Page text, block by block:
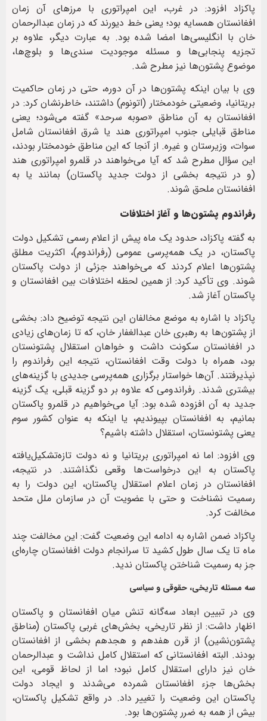
پاکزاد افزود: در غرب، این امپراتوری با مرزهای آن زمان
افغانستان همسایه بود؛ یعنی خط دیورند که در زمان عبدالرحمان
خان با انگلیسی‌ها امضا شده بود. به عبارت دیگر، علاوه بر
تجزیه پنجابی‌ها و مسئله موجودیت سندی‌ها و بلوچ‌ها،
موضوع پشتون‌ها نیز مطرح شد.
وی با بیان اینکه پشتون‌ها در آن دوره، حتی در زمان حاکمیت
بریتانیا، وضعیتی خودمختار (اتونوم) داشتند، خاطرنشان کرد: در
افغانستان به آن مناطق «صوبه سرحد» گفته می‌شود؛ یعنی
مناطق قبایلی جنوب امپراتوری هند یا شرق افغانستان شامل
سوات، وزیرستان و غیره. از آنجا که این مناطق خودمختار بودند،
این سؤال مطرح شد که آیا می‌خواهند در قلمرو امپراتوری هند
(و در نتیجه بخشی از دولت جدید پاکستان) بمانند یا به
افغانستان ملحق شوند.
رفراندوم پشتون‌ها و آغاز اختلافات
به گفته پاکزاد، حدود یک ماه پیش از اعلام رسمی تشکیل دولت
پاکستان، در یک همه‌پرسی عمومی (رفراندوم)، اکثریت مطلق
پشتون‌ها اعلام کردند که می‌خواهند جزئی از دولت پاکستان
شوند. وی تأکید کرد: از همین لحظه اختلافات بین افغانستان و
پاکستان آغاز شد.
پاکزاد با اشاره به موضع مخالفان این نتیجه توضیح داد: بخشی
از پشتون‌ها به رهبری خان عبدالغفار خان، که تا زمان‌های زیادی
در افغانستان سکونت داشت و خواهان استقلال پشتونستان
بود، همراه با دولت وقت افغانستان، نتیجه این رفراندوم را
نپذیرفتند. آن‌ها خواستار برگزاری همه‌پرسی جدیدی با گزینه‌های
بیشتری شدند. رفراندومی که علاوه بر دو گزینه قبلی، یک گزینه
جدید به آن افزوده شده بود: آیا می‌خواهیم در قلمرو پاکستان
بمانیم، به افغانستان بپیوندیم، یا اینکه به عنوان کشور سوم
یعنی پشتونستان، استقلال داشته باشیم؟
وی افزود: اما نه امپراتوری بریتانیا و نه دولت تازه‌تشکیل‌یافته
پاکستان به این درخواست‌ها وقعی نگذاشتند. در نتیجه،
افغانستان در زمان اعلام استقلال پاکستان، این دولت را به
رسمیت نشناخت و حتی با عضویت آن در سازمان ملل متحد
مخالفت کرد.
پاکزاد ضمن اشاره به ادامه این وضعیت گفت: این مخالفت چند
ماه تا یک سال طول کشید تا سرانجام دولت افغانستان چاره‌ای
جز به رسمیت شناختن پاکستان ندید.
سه مسئله تاریخی، حقوقی و سیاسی
وی در تبیین ابعاد سه‌گانه تنش میان افغانستان و پاکستان
اظهار داشت: از نظر تاریخی، بخش‌های غربی پاکستان (مناطق
پشتون‌نشین) از قرن هفدهم و هجدهم بخشی از افغانستان
بودند. البته افغانستانی که استقلال کامل نداشت و عبدالرحمان
خان نیز دارای استقلال کامل نبود؛ اما از لحاظ قومی، این
بخش‌ها جزء افغانستان شمرده می‌شدند و ایجاد دولت
پاکستان این وضعیت را تغییر داد. در واقع تشکیل پاکستان،
بیش از همه به ضرر پشتون‌ها بود.